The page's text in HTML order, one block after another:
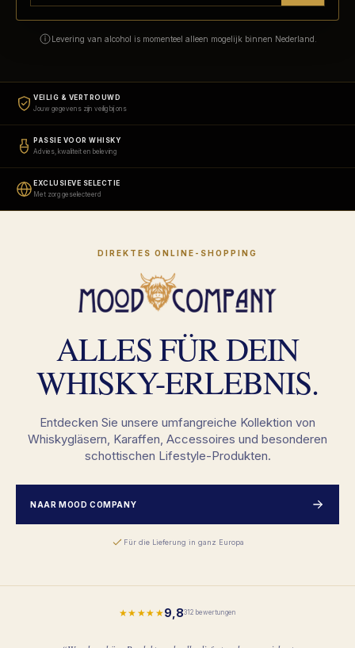
Levering van alcohol is momenteel alleen mogelijk binnen Nederland.
VEILIG & VERTROUWD
Jouw gegevens zijn veilig bij ons
PASSIE VOOR WHISKY
Advies, kwaliteit en beleving
EXCLUSIEVE SELECTIE
Met zorg geselecteerd
DIREKTES ONLINE-SHOPPING
ALLES FÜR DEIN
WHISKY-ERLEBNIS.
Entdecken Sie unsere umfangreiche Kollektion von
Whiskygläsern, Karaffen, Accessoires und besonderen
schottischen Lifestyle-Produkten.
NAAR MOOD COMPANY
Für die Lieferung in ganz Europa
★★★★★9,8312 bewertungen